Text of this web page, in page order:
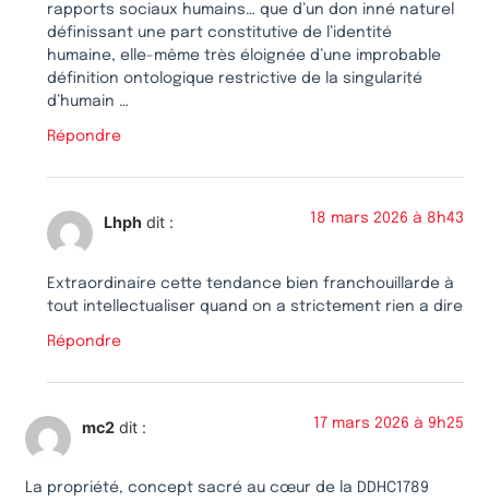
rapports sociaux humains… que d’un don inné naturel
définissant une part constitutive de l’identité
humaine, elle-même très éloignée d’une improbable
définition ontologique restrictive de la singularité
d’humain …
Répondre
Lhph dit : 18 mars 2026 à 8h43
Extraordinaire cette tendance bien franchouillarde à
tout intellectualiser quand on a strictement rien a dire
Répondre
mc2 dit : 17 mars 2026 à 9h25
La propriété, concept sacré au cœur de la DDHC1789